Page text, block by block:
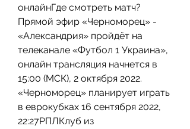
онлайнГде смотреть матч?
Прямой эфир «Черноморец» -
«Александрия» пройдёт на
телеканале «Футбол 1 Украина»,
онлайн трансляция начнется в
15:00 (МСК), 2 октября 2022.
«Черноморец» планирует играть
в еврокубках 16 сентября 2022,
22:27РПЛКлуб из